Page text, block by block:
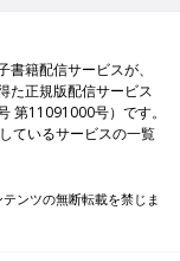
籍配信サービスが、
た正規版配信サービス
第11091000号）です。
ているサービスの一覧
ンツの無断転載を禁じま